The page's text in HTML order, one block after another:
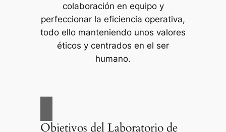
colaboración en equipo y
perfeccionar la eficiencia operativa,
todo ello manteniendo unos valores
éticos y centrados en el ser
humano.
Objetivos del Laboratorio de